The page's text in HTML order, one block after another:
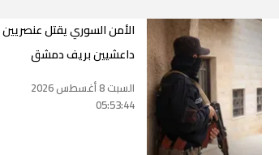
الأمن السوري يقتل عنصريين
داعشيين بريف دمشق
السبت 8 أغسطس 2026
05:53:44